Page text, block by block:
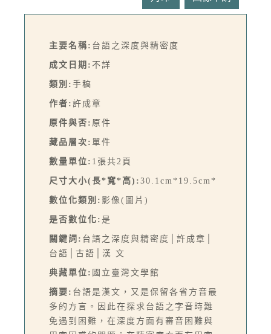
主要名稱: 台語之深度與精密度
成文日期: 不詳
類別: 手稿
作者: 許成章
原件與否: 原件
藏品層次: 單件
數量單位: 1張共2頁
尺寸大小(長*寬*高): 30.1cm*19.5cm*
數位化類別: 影像(圖片)
是否數位化: 是
關鍵詞: 台語之深度與精密度│許成章│
台語│古語│漢 文
典藏單位: 國立臺灣文學館
摘要: 台語是漢文，又是保留各省方音最
多的方言。因此在探求台語之字音時難
免遇到困難，在深度方面有審音困難與